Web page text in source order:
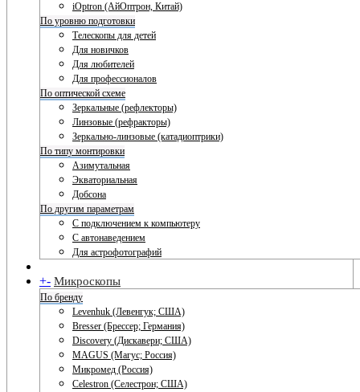
iOptron (АйОптрон, Китай)
По уровню подготовки
Телескопы для детей
Для новичков
Для любителей
Для профессионалов
По оптической схеме
Зеркальные (рефлекторы)
Линзовые (рефракторы)
Зеркально-линзовые (катадиоптрики)
По типу монтировки
Азимутальная
Экваториальная
Добсона
По другим параметрам
С подключением к компьютеру
С автонаведением
Для астрофотографий
+- Микроскопы
По бренду
Levenhuk (Левенгук; США)
Bresser (Брессер; Германия)
Discovery (Дискавери; США)
MAGUS (Магус; Россия)
Микромед (Россия)
Celestron (Селестрон; США)